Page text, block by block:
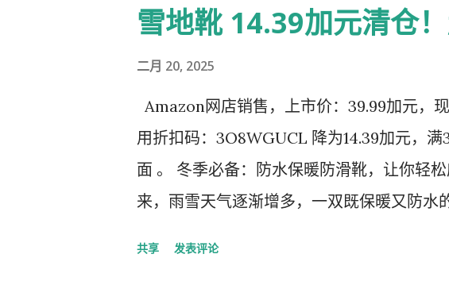
雪地靴 14.39加元清仓！
二月 20, 2025
Amazon网店销售，上市价：39.99加元，
用折扣码：3O8WGUCL 降为14.39加元，
面 。 冬季必备：防水保暖防滑靴，让你轻
来，雨雪天气逐渐增多，一双既保暖又防水
共享 发表评论